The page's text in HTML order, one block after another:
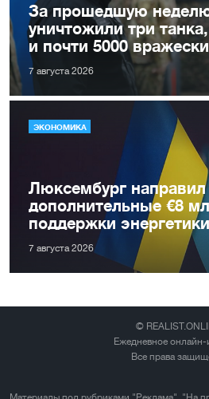
За прошедшую
уничтожили три
и почти 5000
7 августа 2026
ЭКОНОМИКА
Люксембург направил
дополнительные €8
поддержки
7 августа 2026
©
Ежедневное онлайн-
Все права